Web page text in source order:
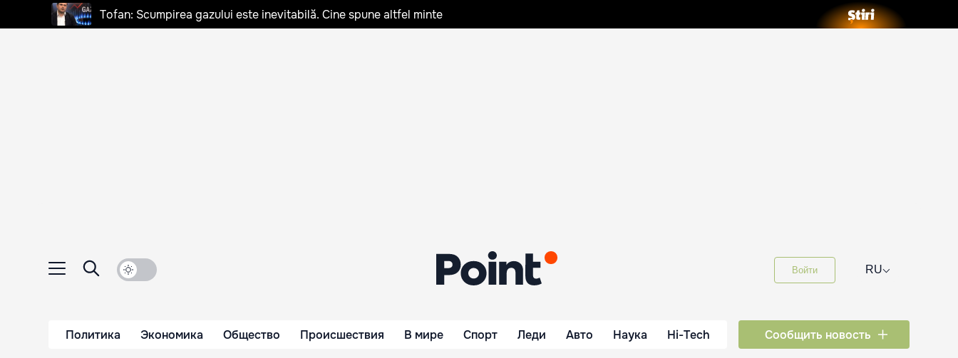
Tofan: Scumpirea gazului este inevitabilă. Cine spune altfel minte
Войти RU⌵
Политика Экономика Общество Происшествия В мире Спорт Леди Авто Наука Hi-Tech Сообщить новость